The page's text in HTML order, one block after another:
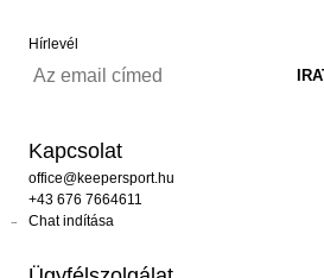
Hírlevél
Kapcsolat
office@keepersport.hu
+43 676 7664611
Chat indítása